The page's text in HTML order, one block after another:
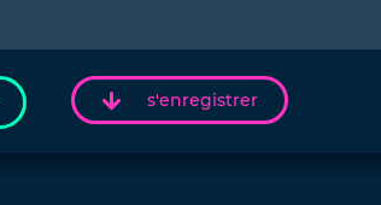
s'enregistrer